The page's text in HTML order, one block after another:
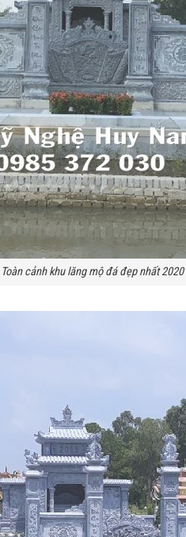
Toàn cảnh khu lăng mộ đá đẹp nhất 2020